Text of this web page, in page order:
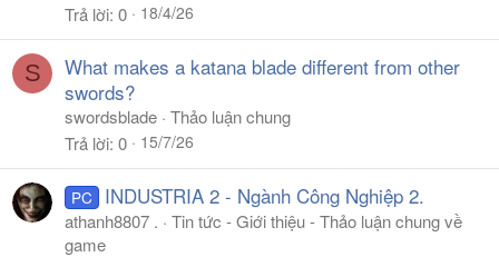
Trả lời 0 18/4/26
S
What makes a katana blade different from other
swords?
swordsblade Thảo luận chung
Trả lời 0 15/7/26
PC INDUSTRIA 2 - Ngành Công Nghiệp 2.
athanh8807 .
Tin tức - Giới thiệu - Thảo luận chung về
game